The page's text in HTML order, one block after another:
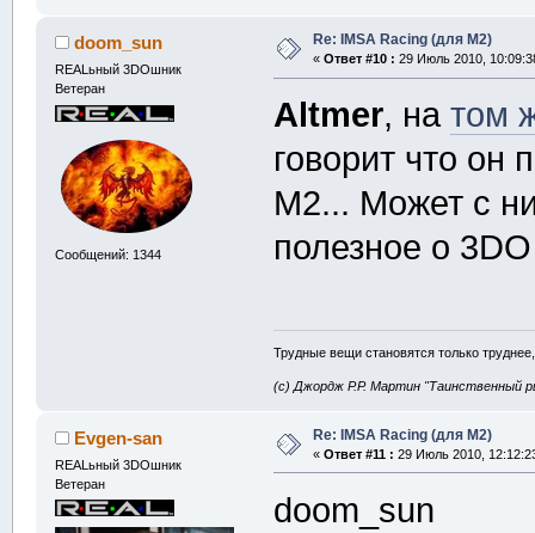
doom_sun
REALьный 3DOшник
Ветеран
Сообщений: 1344
Re: IMSA Racing (для M2)
« Ответ #10 : 29 Июль 2010,
Altmer, натом
говорит что он
M2... Может с
полезное о
Трудные вещи становятся только
(с) Джордж Р.Р. Мартин "Таинственный
Evgen-san
REALьный 3DOшник
Ветеран
Re: IMSA Racing (для M2)
« Ответ #11 : 29 Июль 2010,
doom_sun